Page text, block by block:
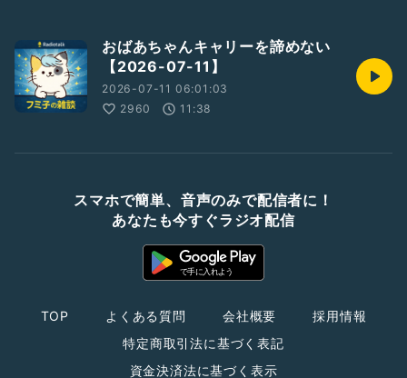
おばあちゃんキャリーを諦めない
【2026-07-11】
2026-07-11 06:01:03
2960
11:38
スマホで簡単、音声のみで配信者に！
あなたも今すぐラジオ配信
TOP よくある質問 会社概要
採用情報
特定商取引法に基づく表記
資金決済法に基づく表示